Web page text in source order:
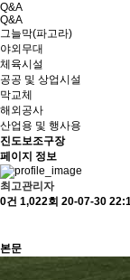
Q&A
Q&A
그늘막(파고라)
야외무대
체육시설
공공 및 상업시설
막교체
해외공사
산업용 및 행사용
진도보조구장
페이지 정보
최고관리자
0건 1,022회 20-07-30
본문